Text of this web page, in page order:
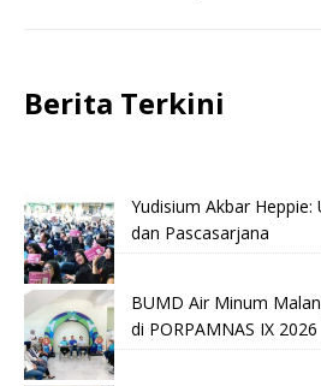
Berita Terkini
Yudisium Akbar
dan Pascasarjana
BUMD Air Minum
di PORPAMNAS IX 2026